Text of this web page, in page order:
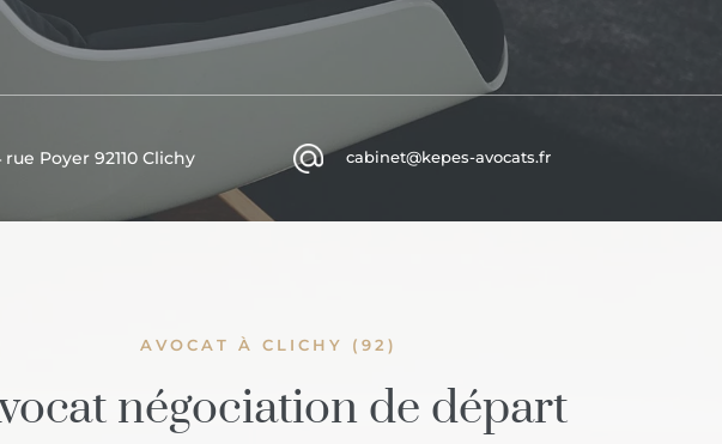
rue Poyer 92110 Clichy cabinet@kepes-avocats.fr
AVOCAT À CLICHY (92)
négociation de départ